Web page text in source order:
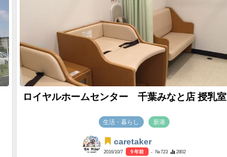
ロイヤルホームセンター 千葉みなと店 授乳室
生活・暮らし 新港
caretaker
2016/10/7 9 年前 - №723 2802